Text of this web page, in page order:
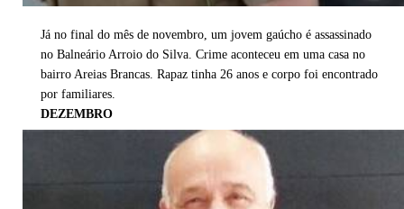
Já no final do mês de novembro, um jovem gaúcho é assassinado
no Balneário Arroio do Silva. Crime aconteceu em uma casa no
bairro Areias Brancas. Rapaz tinha 26 anos e corpo foi encontrado
por familiares.
DEZEMBRO